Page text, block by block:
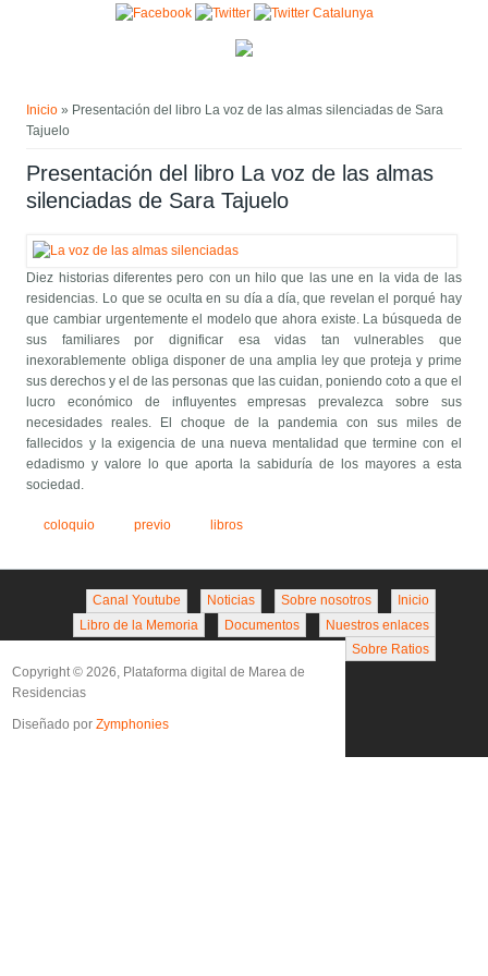
Pasar al contenido principal
Inicio » Presentación del libro La voz de las almas silenciadas de Sara
Tajuelo
Presentación del libro La voz de las almas
silenciadas de Sara Tajuelo
Diez historias diferentes pero con un hilo que las une en la vida de las
residencias. Lo que se oculta en su día a día, que revelan el porqué hay
que cambiar urgentemente el modelo que ahora existe. La búsqueda de
sus familiares por dignificar esa vidas tan vulnerables que
inexorablemente obliga disponer de una amplia ley que proteja y prime
sus derechos y el de las personas que las cuidan, poniendo coto a que el
lucro económico de influyentes empresas prevalezca sobre sus
necesidades reales. El choque de la pandemia con sus miles de
fallecidos y la exigencia de una nueva mentalidad que termine con el
edadismo y valore lo que aporta la sabiduría de los mayores a esta
sociedad.
coloquio previo libros
Inicio
Sobre nosotros
Noticias
Canal Youtube
Nuestros enlaces
Documentos
Libro de la Memoria
Sobre Ratios
Copyright © 2026, Plataforma digital de Marea de
Residencias
Diseñado porZymphonies